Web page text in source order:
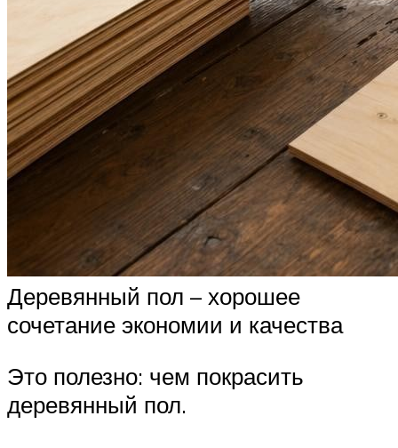
Деревянный пол – хорошее
сочетание экономии и качества
Это полезно: чем покрасить
деревянный пол.